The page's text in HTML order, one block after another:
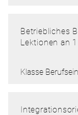
Betriebliches
Lektionen an
Klasse